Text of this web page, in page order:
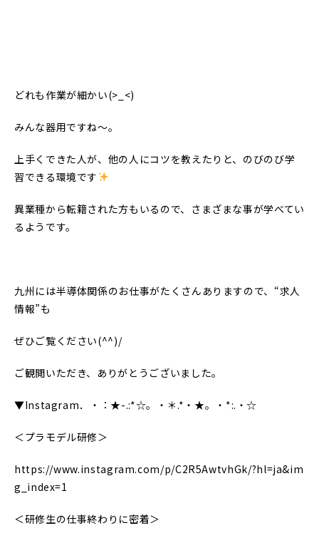
どれも作業が細かい(>_<)
みんな器用ですね～。
上手くできた人が、他の人にコツを教えたりと、のびのび学
習できる環境です
異業種から転籍された方もいるので、さまざまな事が学べてい
るようです。
九州には半導体関係のお仕事がたくさんありますので、“求人
情報”も
ぜひご覧ください(^^)/
ご観閲いただき、ありがとうございました。
▼Instagram．・：★-.:*☆。・＊.*・★。・*:.・☆
＜プラモデル研修＞
https://www.instagram.com/p/C2R5AwtvhGk/?hl=ja&im
g_index=1
＜研修生の仕事終わりに密着＞